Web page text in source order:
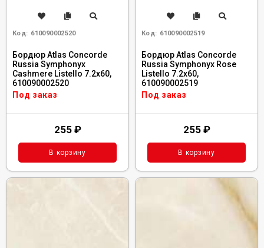
Код: 610090002520
Бордюр Atlas Concorde
Russia Symphonyx
Cashmere Listello 7.2x60,
610090002520
Под заказ
255 ₽
В корзину
Код: 610090002519
Бордюр Atlas Concorde
Russia Symphonyx Rose
Listello 7.2x60,
610090002519
Под заказ
255 ₽
В корзину